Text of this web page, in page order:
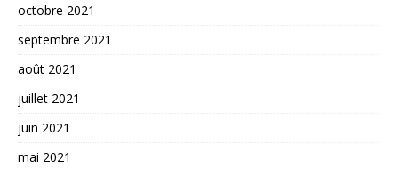
octobre 2021
septembre 2021
août 2021
juillet 2021
juin 2021
mai 2021